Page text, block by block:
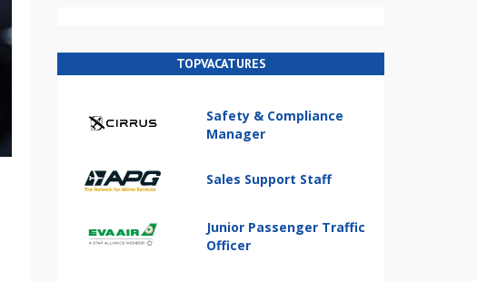
TOPVACATURES
Safety & Compliance
Manager
Sales Support Staff
Junior Passenger Traffic
Officer